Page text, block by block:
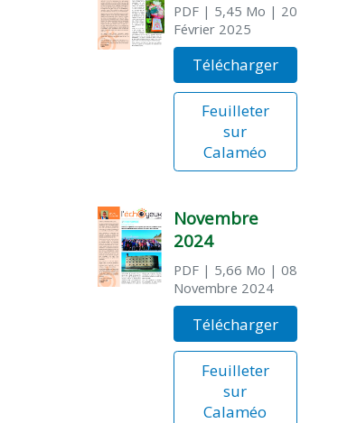
PDF| 5,45 Mo | 20
Février 2025
Télécharger
Feuilleter
sur
Calaméo
Novembre
2024
PDF| 5,66 Mo | 08
Novembre 2024
Télécharger
Feuilleter
sur
Calaméo